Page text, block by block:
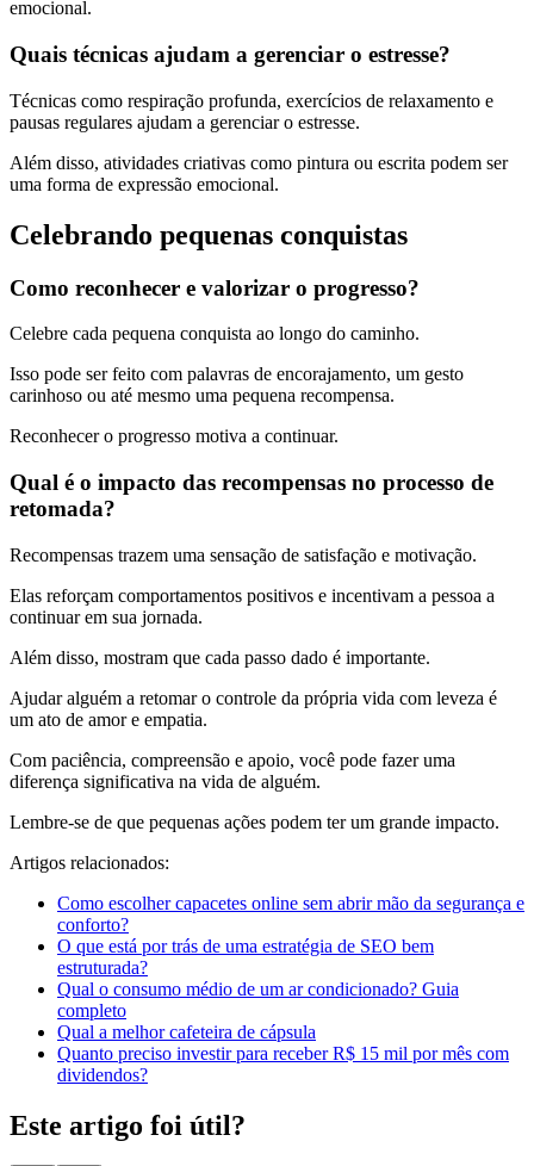
emocional.
Quais técnicas ajudam a gerenciar o estresse?
Técnicas como respiração profunda, exercícios de relaxamento e
pausas regulares ajudam a gerenciar o estresse.
Além disso, atividades criativas como pintura ou escrita podem ser
uma forma de expressão emocional.
Celebrando pequenas conquistas
Como reconhecer e valorizar o progresso?
Celebre cada pequena conquista ao longo do caminho.
Isso pode ser feito com palavras de encorajamento, um gesto
carinhoso ou até mesmo uma pequena recompensa.
Reconhecer o progresso motiva a continuar.
Qual é o impacto das recompensas no processo de
retomada?
Recompensas trazem uma sensação de satisfação e motivação.
Elas reforçam comportamentos positivos e incentivam a pessoa a
continuar em sua jornada.
Além disso, mostram que cada passo dado é importante.
Ajudar alguém a retomar o controle da própria vida com leveza é
um ato de amor e empatia.
Com paciência, compreensão e apoio, você pode fazer uma
diferença significativa na vida de alguém.
Lembre-se de que pequenas ações podem ter um grande impacto.
Artigos relacionados:
Como escolher capacetes online sem abrir mão da segurança e
conforto?
O que está por trás de uma estratégia de SEO bem
estruturada?
Qual o consumo médio de um ar condicionado? Guia
completo
Qual a melhor cafeteira de cápsula​
Quanto preciso investir para receber R$ 15 mil por mês com
dividendos?
Este artigo foi útil?